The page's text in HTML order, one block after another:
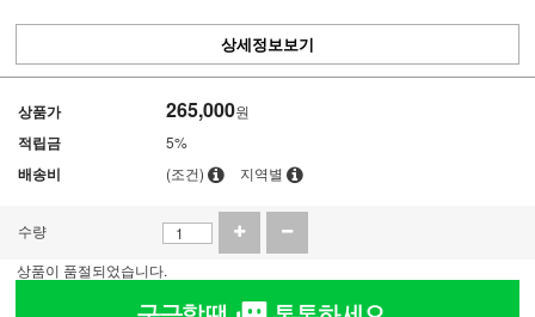
상세정보보기
상품가 265,000원
적립금 5%
배송비 (조건) 지역별
수량
상품이 품절되었습니다.